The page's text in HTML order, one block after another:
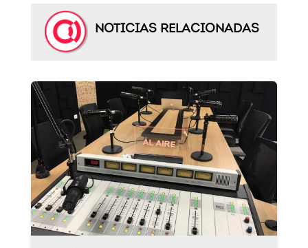
NOTICIAS RELACIONADAS